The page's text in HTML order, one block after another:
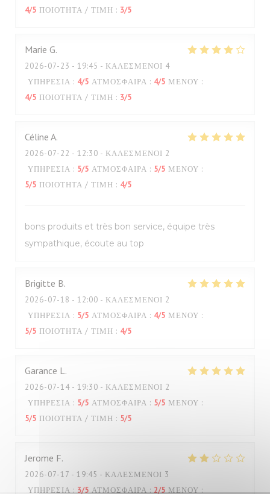
4/5 ΠΟΙΌΤΗΤΑ / ΤΙΜΉ : 3/5
Marie G
2026-07-23 - 19:45 - ΚΑΛΕΣΜΈΝΟΙ 4
ΥΠΗΡΕΣΊΑ : 4/5 ΑΤΜΌΣΦΑΙΡΑ : 4/5 ΜΕΝΟΎ :
4/5 ΠΟΙΌΤΗΤΑ / ΤΙΜΉ : 3/5
Céline A
2026-07-22 - 12:30 - ΚΑΛΕΣΜΈΝΟΙ 2
ΥΠΗΡΕΣΊΑ : 5/5 ΑΤΜΌΣΦΑΙΡΑ : 5/5 ΜΕΝΟΎ :
5/5 ΠΟΙΌΤΗΤΑ / ΤΙΜΉ : 4/5
bons produits et très bon service, équipe très
sympathique, écoute au top
Brigitte B
2026-07-18 - 12:00 - ΚΑΛΕΣΜΈΝΟΙ 2
ΥΠΗΡΕΣΊΑ : 5/5 ΑΤΜΌΣΦΑΙΡΑ : 4/5 ΜΕΝΟΎ :
5/5 ΠΟΙΌΤΗΤΑ / ΤΙΜΉ : 4/5
Garance L
2026-07-14 - 19:30 - ΚΑΛΕΣΜΈΝΟΙ 2
ΥΠΗΡΕΣΊΑ : 5/5 ΑΤΜΌΣΦΑΙΡΑ : 5/5 ΜΕΝΟΎ :
5/5 ΠΟΙΌΤΗΤΑ / ΤΙΜΉ : 5/5
Jerome F
2026-07-17 - 19:45 - ΚΑΛΕΣΜΈΝΟΙ 3
ΥΠΗΡΕΣΊΑ : 3/5 ΑΤΜΌΣΦΑΙΡΑ: 2/5 ΜΕΝΟΎ: